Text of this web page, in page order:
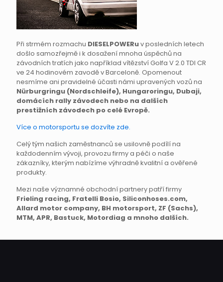
Při strmém rozmachu DIESELPOWERuv posledních letech
došlo samozřejmě i k dosažení mnoha úspěchů na
závodních tratích jako například vítězství Golfa V 2.0 TDI CR
ve 24 hodinovém zavodě v Barceloně. Opomenout
nesmíme ani pravidelné účasti námi upravených vozů na
Nürburgringu (Nordschleife), Hungaroringu, Dubaji,
domácích rally závodech nebo na dalších
prestižních závodech po celé Evropě.
Více o motorsportu se dozvíte zde.
Celý tým našich zaměstnanců se usilovně podílí na
každodenním vývoji, provozu firmy a péči o naše
zákazníky, kterým nabízíme výhradně kvalitní a ověřené
produkty.
Mezi naše významné obchodní partnery patří firmy
Frieling racing, Fratelli Bosio, Siliconhoses.com,
Allard motor company, BH motorsport, ZF (Sachs),
MTM, APR, Bastuck, Motordiag a mnoho dalších.